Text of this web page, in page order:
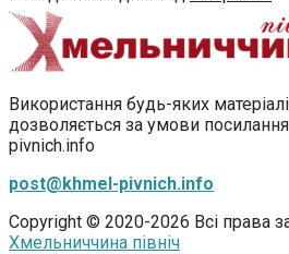
Використання будь-яких
дозволяється за умови
pivnich.info
post@khmel-pivnich.info
Copyright © 2020-2026 Всі права
Хмельниччина північ